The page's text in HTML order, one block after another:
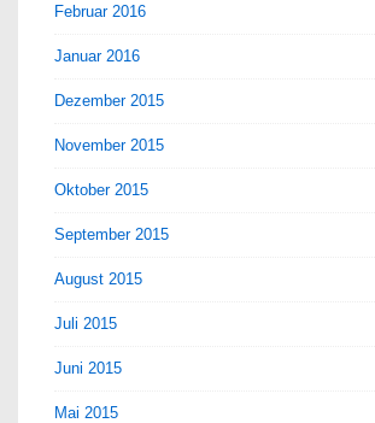
Februar 2016
Januar 2016
Dezember 2015
November 2015
Oktober 2015
September 2015
August 2015
Juli 2015
Juni 2015
Mai 2015